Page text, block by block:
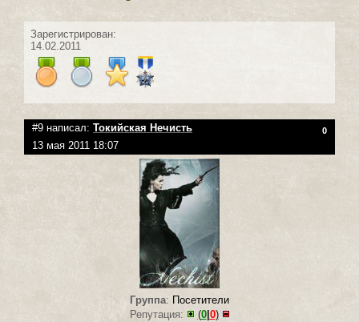
Зарегистрирован:
14.02.2011
#9 написал: Токийская Нечисть 0
13 мая 2011 18:07
Группа: Посетители
Репутация:
(0| 0)